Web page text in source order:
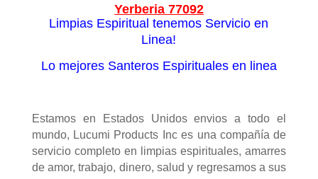
Yerberia 77092
Limpias Espiritual tenemos Servicio en
Linea!
Lo mejores Santeros Espirituales en linea
Estamos en Estados Unidos envios a todo el
mundo, Lucumi Products Inc es una compañía de
servicio completo en limpias espirituales, amarres
de amor, trabajo, dinero, salud y regresamos a sus